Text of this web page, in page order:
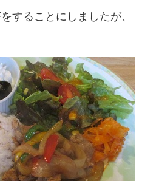
することにしましたが、